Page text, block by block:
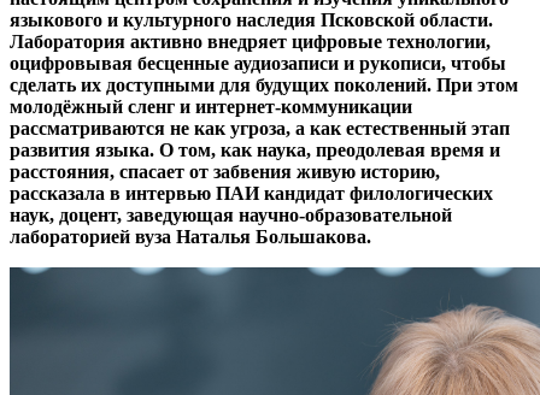
языкового и культурного наследия Псковской области.
Лаборатория активно внедряет цифровые технологии,
оцифровывая бесценные аудиозаписи и рукописи, чтобы
сделать их доступными для будущих поколений. При этом
молодёжный сленг и интернет-коммуникации
рассматриваются не как угроза, а как естественный этап
развития языка. О том, как наука, преодолевая время и
расстояния, спасает от забвения живую историю,
рассказала в интервью ПАИ кандидат филологических
наук, доцент, заведующая научно-образовательной
лабораторией вуза Наталья Большакова.